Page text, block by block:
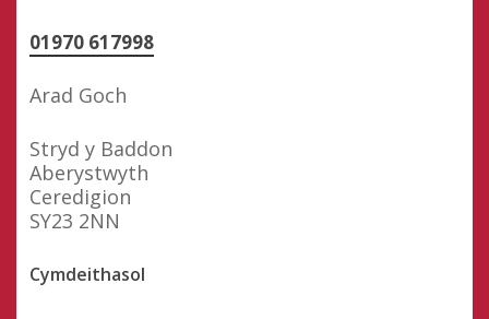
01970 617998
Arad Goch
Stryd y Baddon
Aberystwyth
Ceredigion
SY23 2NN
Cymdeithasol